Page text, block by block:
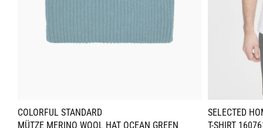
COLORFUL STANDARD
MÜTZE MERINO WOOL HAT OCEAN GREEN
SELECTED
T-SHIRT